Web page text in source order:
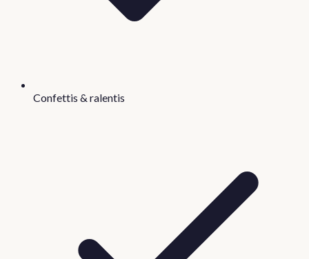
Confettis & ralentis